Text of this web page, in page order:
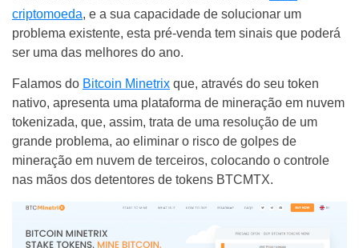
criptomoeda, e a sua capacidade de solucionar um
problema existente, esta pré-venda tem sinais que poderá
ser uma das melhores do ano.
Falamos do Bitcoin Minetrix que, através do seu token
nativo, apresenta uma plataforma de mineração em nuvem
tokenizada, que, assim, trata de uma resolução de um
grande problema, ao eliminar o risco de golpes de
mineração em nuvem de terceiros, colocando o controle
nas mãos dos detentores de tokens BTCMTX.